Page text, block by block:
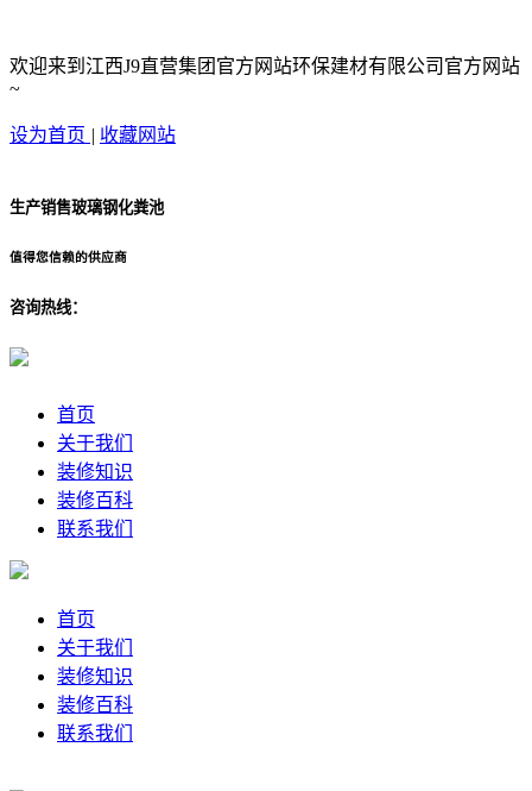
欢迎来到江西J9直营集团官方网站环保建材有限公司官方网站
~
设为首页 | 收藏网站
生产销售玻璃钢化粪池
值得您信赖的供应商
咨询热线：
首页
关于我们
装修知识
装修百科
联系我们
首页
关于我们
装修知识
装修百科
联系我们